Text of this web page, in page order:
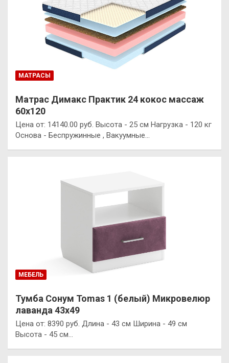
МАТРАСЫ
Матрас Димакс Практик 24 кокос массаж
60х120
Цена от: 14140.00 руб. Высота - 25 см Нагрузка - 120 кг
Основа - Беспружинные , Вакуумные…
МЕБЕЛЬ
Тумба Сонум Tomas 1 (белый) Микровелюр
лаванда 43х49
Цена от: 8390 руб. Длина - 43 см Ширина - 49 см
Высота - 45 см…